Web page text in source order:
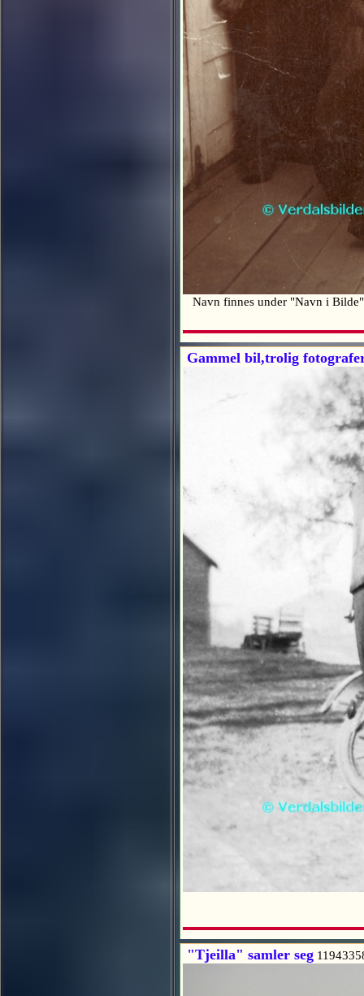
Navn finnes under "Navn i
Gammel bil,trolig
"Tjeilla" samler seg